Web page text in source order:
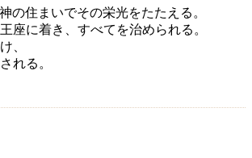
の住まいでその栄光をたたえる。
座に着き、すべてを治められる。
、
れる。